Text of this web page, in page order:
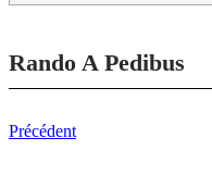
Rando A Pedibus
Précédent